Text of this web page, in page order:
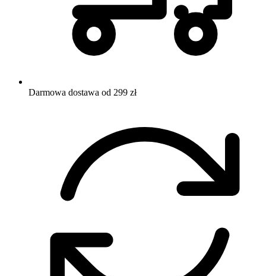
Darmowa dostawa od 299 zł